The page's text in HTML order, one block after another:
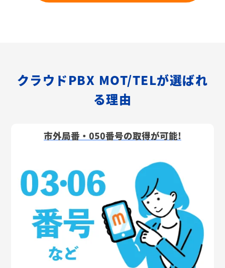
クラウドPBX MOT/TELが選ばれ
る理由
市外局番・050番号の取得が可能!